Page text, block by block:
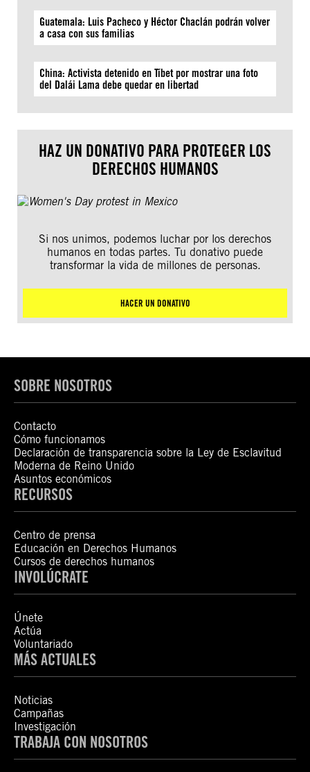
Guatemala: Luis Pacheco y Héctor Chaclán podrán volver
a casa con sus familias
China: Activista detenido en Tíbet por mostrar una foto
del Dalái Lama debe quedar en libertad
HAZ UN DONATIVO PARA PROTEGER LOS
DERECHOS HUMANOS
Si nos unimos, podemos luchar por los derechos
humanos en todas partes. Tu donativo puede
transformar la vida de millones de personas.
HACER UN DONATIVO
SOBRE NOSOTROS
Contacto
Cómo funcionamos
Declaración de transparencia sobre la Ley de Esclavitud
Moderna de Reino Unido
Asuntos económicos
RECURSOS
Centro de prensa
Educación en Derechos Humanos
Cursos de derechos humanos
INVOLÚCRATE
Únete
Actúa
Voluntariado
MÁS ACTUALES
Noticias
Campañas
Investigación
TRABAJA CON NOSOTROS